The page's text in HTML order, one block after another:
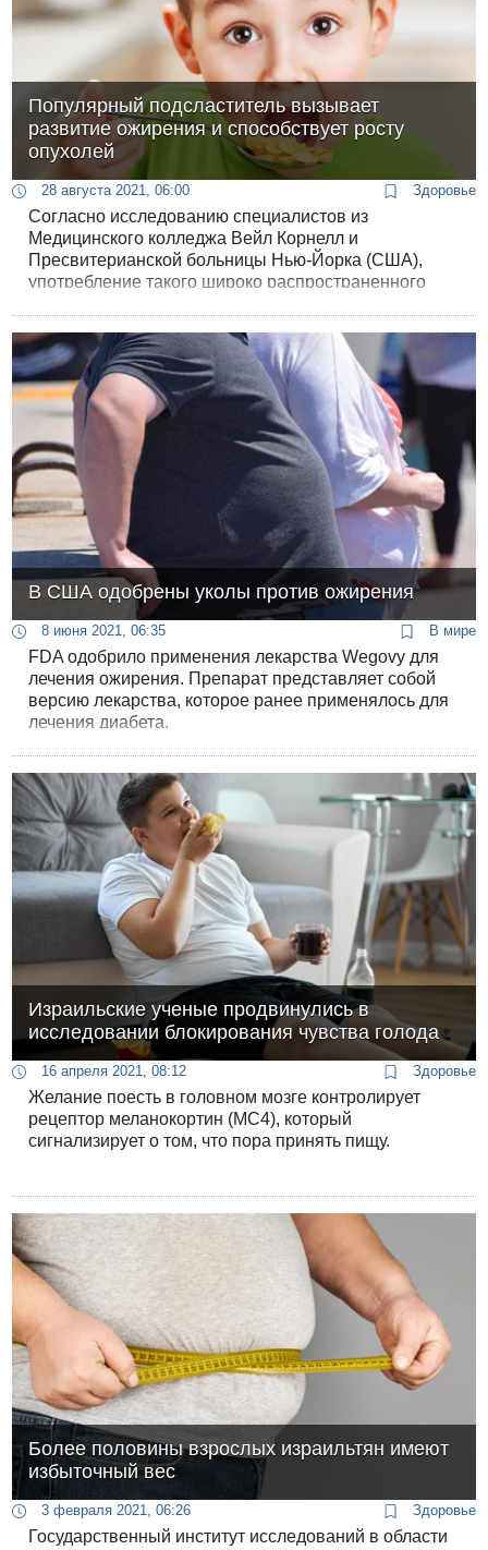
Популярный подсластитель вызывает
развитие ожирения и способствует росту
опухолей
28 августа 2021, 06:00 Здоровье
Согласно исследованию специалистов из
Медицинского колледжа Вейл Корнелл и
Пресвитерианской больницы Нью-Йорка (США),
употребление такого широко распространенного
включая ускорение роста раковых опухолей.
В США одобрены уколы против ожирения
8 июня 2021, 06:35 В мире
FDA одобрило применения лекарства Wegovy для
лечения ожирения. Препарат представляет собой
версию лекарства, которое ранее применялось для
лечения диабета.
Израильские ученые продвинулись в
исследовании блокирования чувства голода
16 апреля 2021, 08:12 Здоровье
Желание поесть в головном мозге контролирует
рецептор меланокортин (МС4), который
сигнализирует о том, что пора принять пищу.
Более половины взрослых израильтян имеют
избыточный вес
3 февраля 2021, 06:26 Здоровье
Государственный институт исследований в области